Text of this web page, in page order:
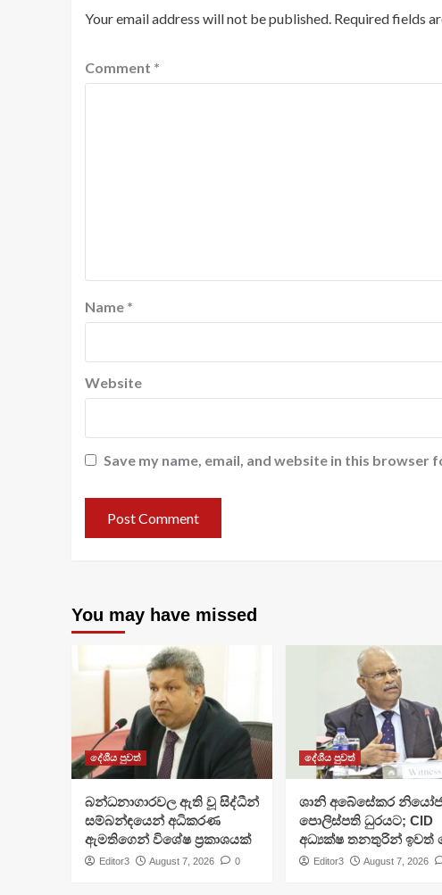
Your email address will not be published. Required fields
Comment *
Name *
Website
Save my name, email, and website in this browser
You may have missed
දේශීය පුවත්
බන්ධනාගාරවල ඇති වූ සිද්ධීන්
සම්බන්ඳයෙන් අධිකරණ
ඇමතිගෙන් විශේෂ ප්‍රකාශයක්
Editor3 August 7, 2026 0
දේශීය පුවත්
ශානි අබේසේකර
පොලිස්පති ධුරයට; CID
අධ්‍යක්ෂ තනතුරින් ඉවත්
Editor3 August 7, 2026